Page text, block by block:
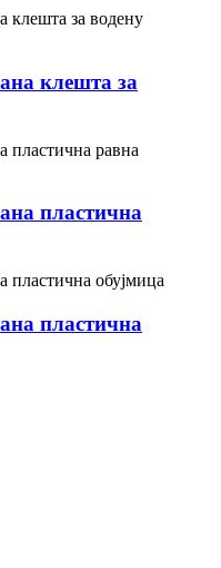
клешта за
пластична
пластична